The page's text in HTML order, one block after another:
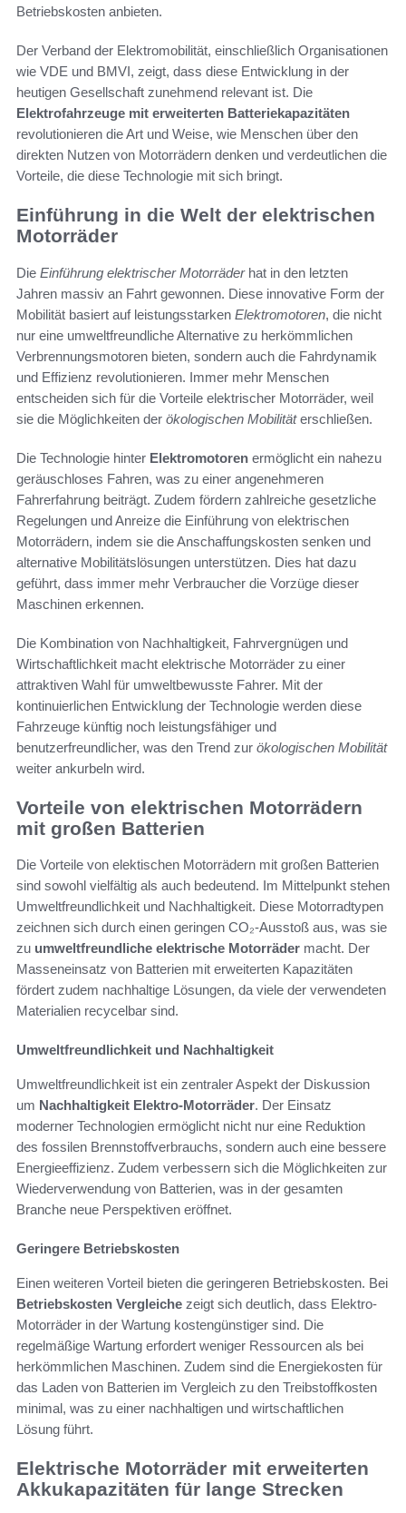
Betriebskosten anbieten.
Der Verband der Elektromobilität, einschließlich Organisationen
wie VDE und BMVI, zeigt, dass diese Entwicklung in der
heutigen Gesellschaft zunehmend relevant ist. Die
Elektrofahrzeuge mit erweiterten Batteriekapazitäten
revolutionieren die Art und Weise, wie Menschen über den
direkten Nutzen von Motorrädern denken und verdeutlichen die
Vorteile, die diese Technologie mit sich bringt.
Einführung in die Welt der elektrischen
Motorräder
Die Einführung elektrischer Motorräderhat in den letzten
Jahren massiv an Fahrt gewonnen. Diese innovative Form der
Mobilität basiert auf leistungsstarken Elektromotoren, die nicht
nur eine umweltfreundliche Alternative zu herkömmlichen
Verbrennungsmotoren bieten, sondern auch die Fahrdynamik
und Effizienz revolutionieren. Immer mehr Menschen
entscheiden sich für die Vorteile elektrischer Motorräder, weil
sie die Möglichkeiten der ökologischen Mobilitäterschließen.
Die Technologie hinter Elektromotoren ermöglicht ein nahezu
geräuschloses Fahren, was zu einer angenehmeren
Fahrerfahrung beiträgt. Zudem fördern zahlreiche gesetzliche
Regelungen und Anreize die Einführung von elektrischen
Motorrädern, indem sie die Anschaffungskosten senken und
alternative Mobilitätslösungen unterstützen. Dies hat dazu
geführt, dass immer mehr Verbraucher die Vorzüge dieser
Maschinen erkennen.
Die Kombination von Nachhaltigkeit, Fahrvergnügen und
Wirtschaftlichkeit macht elektrische Motorräder zu einer
attraktiven Wahl für umweltbewusste Fahrer. Mit der
kontinuierlichen Entwicklung der Technologie werden diese
Fahrzeuge künftig noch leistungsfähiger und
benutzerfreundlicher, was den Trend zur ökologischen Mobilität
weiter ankurbeln wird.
Vorteile von elektrischen Motorrädern
mit großen Batterien
Die Vorteile von elektischen Motorrädern mit großen Batterien
sind sowohl vielfältig als auch bedeutend. Im Mittelpunkt stehen
Umweltfreundlichkeit und Nachhaltigkeit. Diese Motorradtypen
zeichnen sich durch einen geringen CO₂-Ausstoß aus, was sie
zu umweltfreundliche elektrische Motorräder macht. Der
Masseneinsatz von Batterien mit erweiterten Kapazitäten
fördert zudem nachhaltige Lösungen, da viele der verwendeten
Materialien recycelbar sind.
Umweltfreundlichkeit und Nachhaltigkeit
Umweltfreundlichkeit ist ein zentraler Aspekt der Diskussion
um Nachhaltigkeit Elektro-Motorräder. Der Einsatz
moderner Technologien ermöglicht nicht nur eine Reduktion
des fossilen Brennstoffverbrauchs, sondern auch eine bessere
Energieeffizienz. Zudem verbessern sich die Möglichkeiten zur
Wiederverwendung von Batterien, was in der gesamten
Branche neue Perspektiven eröffnet.
Geringere Betriebskosten
Einen weiteren Vorteil bieten die geringeren Betriebskosten. Bei
Betriebskosten Vergleiche zeigt sich deutlich, dass Elektro-
Motorräder in der Wartung kostengünstiger sind. Die
regelmäßige Wartung erfordert weniger Ressourcen als bei
herkömmlichen Maschinen. Zudem sind die Energiekosten für
das Laden von Batterien im Vergleich zu den Treibstoffkosten
minimal, was zu einer nachhaltigen und wirtschaftlichen
Lösung führt.
Elektrische Motorräder mit erweiterten
Akkukapazitäten für lange Strecken